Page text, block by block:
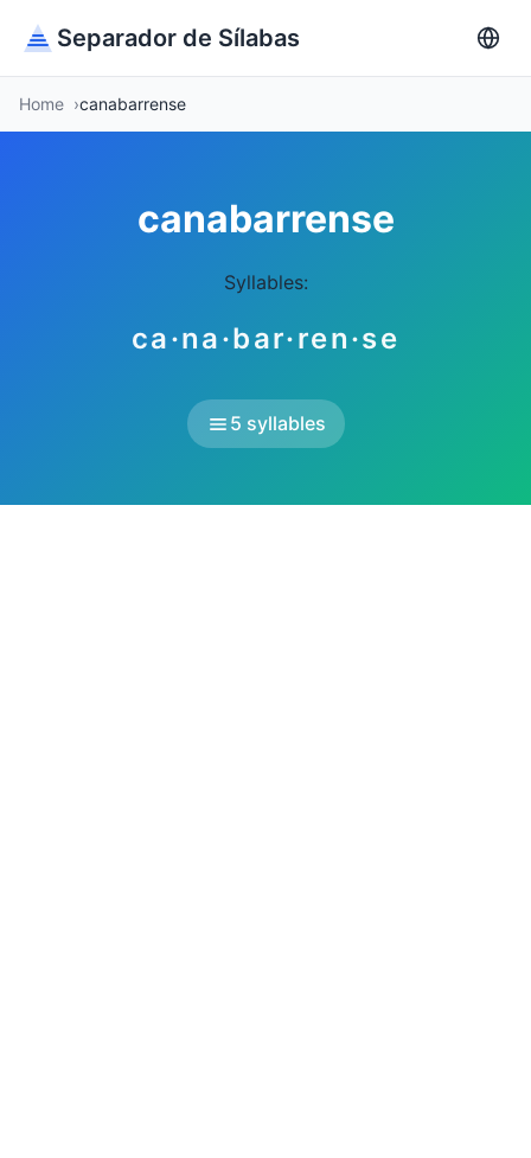
Separador de Sílabas
Home canabarrense
canabarrense
Syllables:
ca·na·bar·ren·se
5 syllables